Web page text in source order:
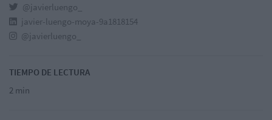
@javierluengo_
javier-luengo-moya-9a1818154
@javierluengo_
TIEMPO DE LECTURA
2 min